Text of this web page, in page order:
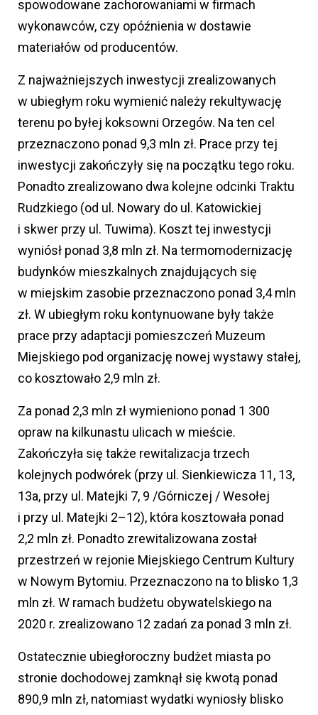
spowodowane zachorowaniami w firmach
wykonawców, czy opóźnienia w dostawie
materiałów od producentów.
Z najważniejszych inwestycji zrealizowanych
w ubiegłym roku wymienić należy rekultywację
terenu po byłej koksowni Orzegów. Na ten cel
przeznaczono ponad 9,3 mln zł. Prace przy tej
inwestycji zakończyły się na początku tego roku.
Ponadto zrealizowano dwa kolejne odcinki Traktu
Rudzkiego (od ul. Nowary do ul. Katowickiej
i skwer przy ul. Tuwima). Koszt tej inwestycji
wyniósł ponad 3,8 mln zł. Na termomodernizację
budynków mieszkalnych znajdujących się
w miejskim zasobie przeznaczono ponad 3,4 mln
zł. W ubiegłym roku kontynuowane były także
prace przy adaptacji pomieszczeń Muzeum
Miejskiego pod organizację nowej wystawy stałej,
co kosztowało 2,9 mln zł.
Za ponad 2,3 mln zł wymieniono ponad 1 300
opraw na kilkunastu ulicach w mieście.
Zakończyła się także rewitalizacja trzech
kolejnych podwórek (przy ul. Sienkiewicza 11, 13,
13a, przy ul. Matejki 7, 9 /Górniczej / Wesołej
i przy ul. Matejki 2–12), która kosztowała ponad
2,2 mln zł. Ponadto zrewitalizowana został
przestrzeń w rejonie Miejskiego Centrum Kultury
w Nowym Bytomiu. Przeznaczono na to blisko 1,3
mln zł. W ramach budżetu obywatelskiego na
2020 r. zrealizowano 12 zadań za ponad 3 mln zł.
Ostatecznie ubiegłoroczny budżet miasta po
stronie dochodowej zamknął się kwotą ponad
890,9 mln zł, natomiast wydatki wyniosły blisko